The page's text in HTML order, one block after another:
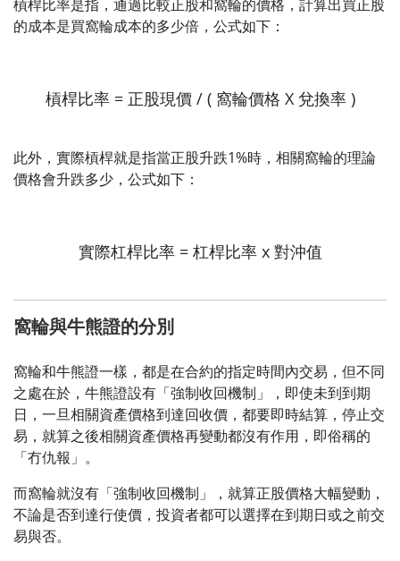
槓桿比率是指，通過比較正股和窩輪的價格，計算出買正股
的成本是買窩輪成本的多少倍，公式如下：
槓桿比率 = 正股現價 / ( 窩輪價格 X 兌換率 )
此外，實際槓桿就是指當正股升跌1%時，相關窩輪的理論
價格會升跌多少，公式如下：
實際杠桿比率 = 杠桿比率 x 對沖值
窩輪與牛熊證的分別
窩輪和牛熊證一樣，都是在合約的指定時間內交易，但不同
之處在於，牛熊證設有「強制收回機制」，即使未到到期
日，一旦相關資產價格到達回收價，都要即時結算，停止交
易，就算之後相關資產價格再變動都沒有作用，即俗稱的
「冇仇報」。
而窩輪就沒有「強制收回機制」，就算正股價格大幅變動，
不論是否到達行使價，投資者都可以選擇在到期日或之前交
易與否。